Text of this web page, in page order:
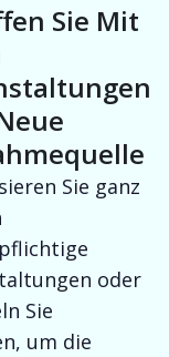
Sie Mit
Sie ganz
oder
Sie
um die